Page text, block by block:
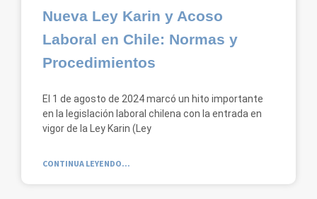
Nueva Ley Karin y Acoso
Laboral en Chile: Normas y
Procedimientos
El 1 de agosto de 2024 marcó un hito importante
en la legislación laboral chilena con la entrada en
vigor de la Ley Karin (Ley
CONTINUA LEYENDO...